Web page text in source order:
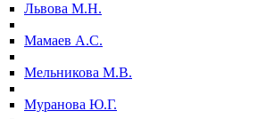
Львова М.Н.
Мамаев А.С.
Мельникова М.В.
Муранова Ю.Г.